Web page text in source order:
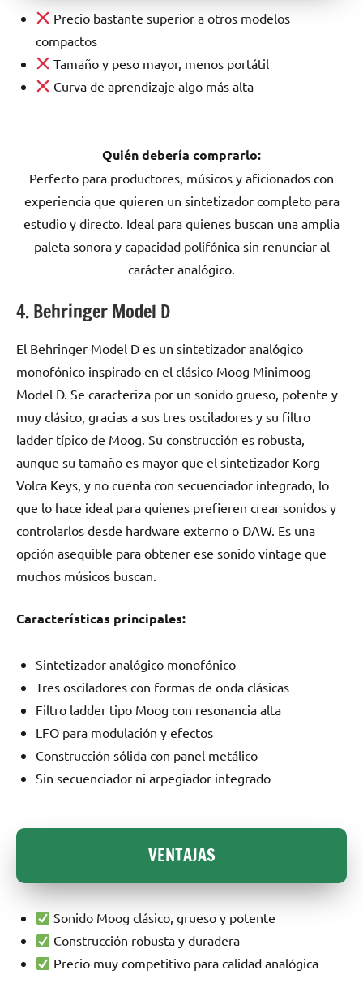
Precio bastante superior a otros modelos
compactos
Tamaño y peso mayor, menos portátil
Curva de aprendizaje algo más alta
Quién debería comprarlo:
Perfecto para productores, músicos y aficionados con
experiencia que quieren un sintetizador completo para
estudio y directo. Ideal para quienes buscan una amplia
paleta sonora y capacidad polifónica sin renunciar al
carácter analógico.
4. Behringer Model D
El Behringer Model D es un sintetizador analógico
monofónico inspirado en el clásico Moog Minimoog
Model D. Se caracteriza por un sonido grueso, potente y
muy clásico, gracias a sus tres osciladores y su filtro
ladder típico de Moog. Su construcción es robusta,
aunque su tamaño es mayor que el sintetizador Korg
Volca Keys, y no cuenta con secuenciador integrado, lo
que lo hace ideal para quienes prefieren crear sonidos y
controlarlos desde hardware externo o DAW. Es una
opción asequible para obtener ese sonido vintage que
muchos músicos buscan.
Características principales:
Sintetizador analógico monofónico
Tres osciladores con formas de onda clásicas
Filtro ladder tipo Moog con resonancia alta
LFO para modulación y efectos
Construcción sólida con panel metálico
Sin secuenciador ni arpegiador integrado
VENTAJAS
Sonido Moog clásico, grueso y potente
Construcción robusta y duradera
Precio muy competitivo para calidad analógica